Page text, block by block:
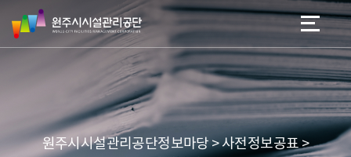
네
본문 바로가기
메뉴 바로가기
원
주
시
리
공 원주시시설관리공단정보마당 > 사전정보공표 >